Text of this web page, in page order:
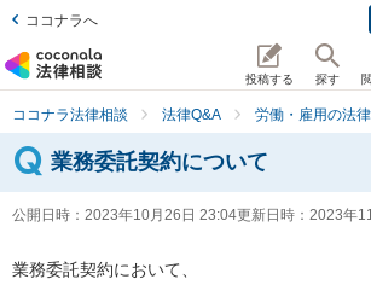
ココナラへ
投稿する 探す
ココナラ法律相談 法律Q&A 労働・雇用の法
業務委託契約について
公開日時： 2023年10月26日 23:04更新日時： 2023年
業務委託契約において、